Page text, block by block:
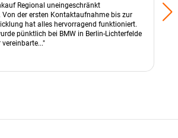
Regional uneingeschränkt
Von der ersten Kontaktaufnahme bis zur
hat alles hervorragend funktioniert.
pünktlich bei BMW in Berlin-Lichterfelde